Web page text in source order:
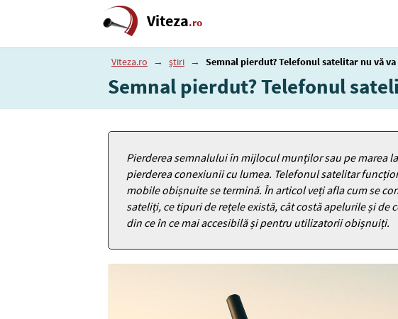
Viteza.ro
Viteza.ro → știri → Semnal pierdut? Telefonul satelitar nu vă
Semnal pierdut? Telefonul
Pierderea semnalului în mijlocul munților sau pe marea
pierderea conexiunii cu lumea. Telefonul satelitar
mobile obișnuite se termină. În articol veți afla cum se
sateliți, ce tipuri de rețele există, cât costă apelurile și de
din ce în ce mai accesibilă și pentru utilizatorii obișnuiți.